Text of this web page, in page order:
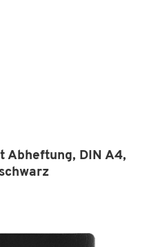
Abheftung, DIN A4,